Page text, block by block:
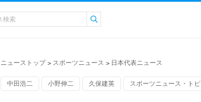
ニューストップ > スポーツニュース > 日本代表ニュース
中田浩二 小野伸二 久保建英 スポーツニュース・ト